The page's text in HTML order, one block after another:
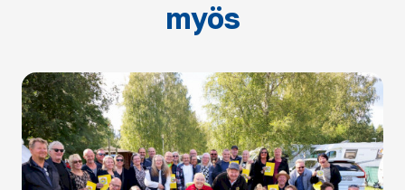
myös